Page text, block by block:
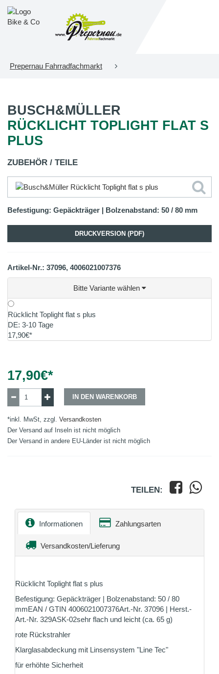
Prepernau Fahrradfachmarkt
BUSCH&MÜLLER
RÜCKLICHT TOPLIGHT FLAT S
PLUS
ZUBEHÖR / TEILE
Befestigung: Gepäckträger | Bolzenabstand: 50 / 80 mm
DRUCKVERSION (PDF)
Artikel-Nr.: 37096, 4006021007376
Bitte Variante wählen
Rücklicht Toplight flat s plus
DE: 3-10 Tage
17,90€*
17,90€*
IN DEN WARENKORB
*inkl. MwSt, zzgl. Versandkosten
Der Versand auf Inseln ist nicht möglich
Der Versand in andere EU-Länder ist nicht möglich
TEILEN:
Informationen Zahlungsarten
Versandkosten/Lieferung
Rücklicht Toplight flat s plus
Befestigung: Gepäckträger | Bolzenabstand: 50 / 80
mmEAN / GTIN 4006021007376Art.-Nr. 37096 | Herst.-
Art.-Nr. 329ASK-02sehr flach und leicht (ca. 65 g)
rote Rückstrahler
Klarglasabdeckung mit Linsensystem "Line Tec"
für erhöhte Sicherheit